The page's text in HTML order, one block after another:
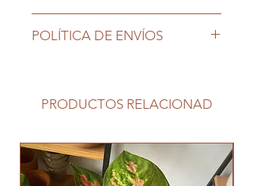
zonas no tan luminosas. Riego
POLÍTICA DE ENVÍOS
Centro, Cordon, Palermo, Pocitos,
PRODUCTOS RELACIONAD